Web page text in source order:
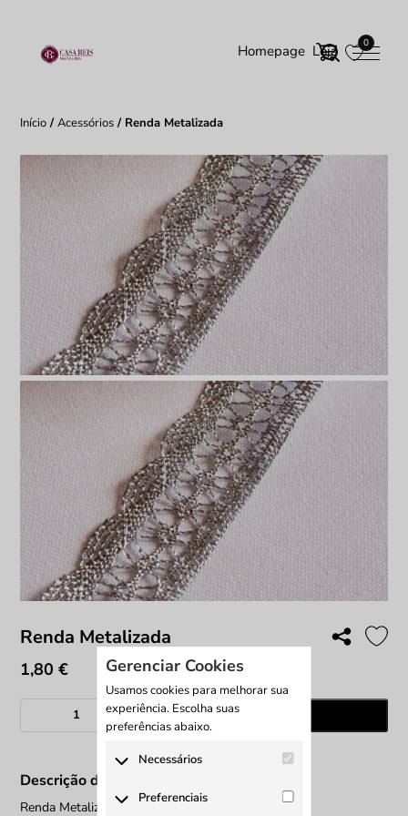
Homepage Loja 0
Início /Acessórios / Renda Metalizada
Renda Metalizada
1,80€
Quantidade
de
Adicionar
Descrição do produto
Renda Metalizada
Gerenciar Cookies
Usamos cookies para melhorar sua
experiência. Escolha suas
preferências abaixo.
Necessários
Os cookies necessários são
Preferenciais